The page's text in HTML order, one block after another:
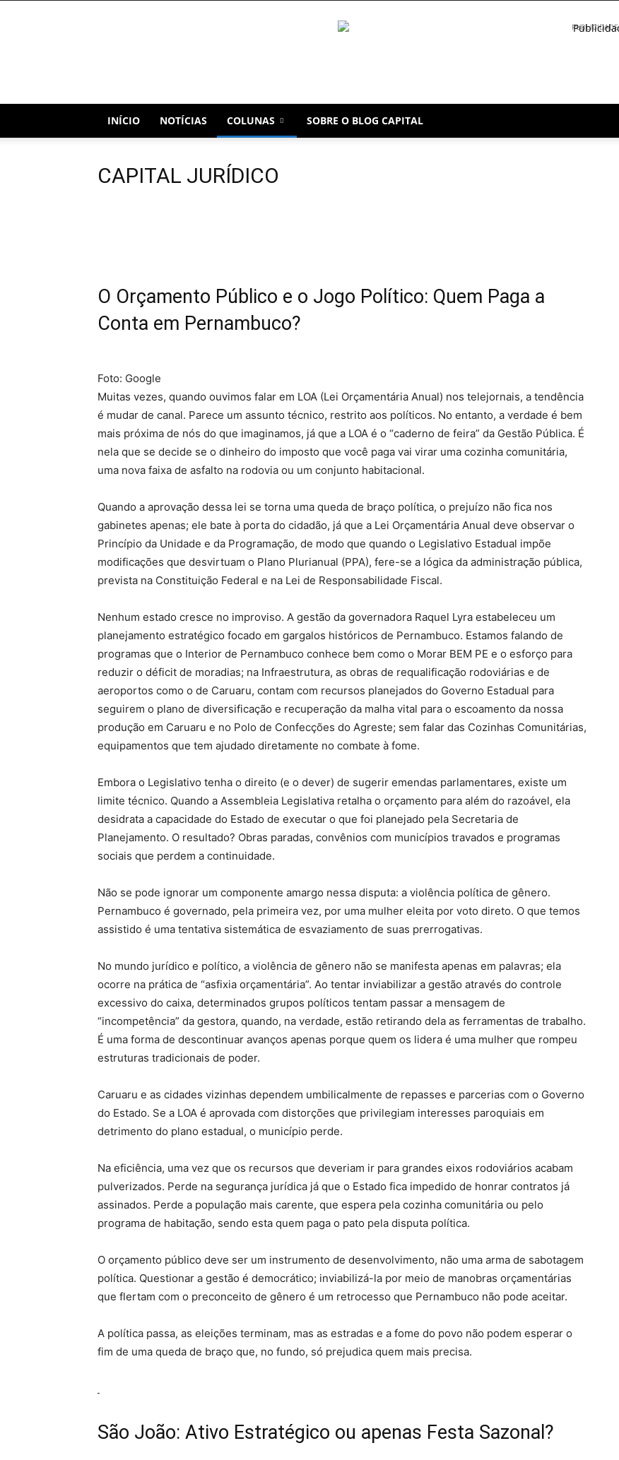
PUBLICIDADE
INÍCIO NOTÍCIAS COLUNAS SOBRE O BLOG CAPITAL
CAPITAL JURÍDICO
O Orçamento Público e o Jogo Político: Quem Paga a
Conta em Pernambuco?
Foto: Google
Muitas vezes, quando ouvimos falar em LOA (Lei Orçamentária Anual) nos telejornais, a tendência
é mudar de canal. Parece um assunto técnico, restrito aos políticos. No entanto, a verdade é bem
mais próxima de nós do que imaginamos, já que a LOA é o “caderno de feira” da Gestão Pública. É
nela que se decide se o dinheiro do imposto que você paga vai virar uma cozinha comunitária,
uma nova faixa de asfalto na rodovia ou um conjunto habitacional.
Quando a aprovação dessa lei se torna uma queda de braço política, o prejuízo não fica nos
gabinetes apenas; ele bate à porta do cidadão, já que a Lei Orçamentária Anual deve observar o
Princípio da Unidade e da Programação, de modo que quando o Legislativo Estadual impõe
modificações que desvirtuam o Plano Plurianual (PPA), fere-se a lógica da administração pública,
prevista na Constituição Federal e na Lei de Responsabilidade Fiscal.
Nenhum estado cresce no improviso. A gestão da governadora Raquel Lyra estabeleceu um
planejamento estratégico focado em gargalos históricos de Pernambuco. Estamos falando de
programas que o Interior de Pernambuco conhece bem como o Morar BEM PE e o esforço para
reduzir o déficit de moradias; na Infraestrutura, as obras de requalificação rodoviárias e de
aeroportos como o de Caruaru, contam com recursos planejados do Governo Estadual para
seguirem o plano de diversificação e recuperação da malha vital para o escoamento da nossa
produção em Caruaru e no Polo de Confecções do Agreste; sem falar das Cozinhas Comunitárias,
equipamentos que tem ajudado diretamente no combate à fome.
Embora o Legislativo tenha o direito (e o dever) de sugerir emendas parlamentares, existe um
limite técnico. Quando a Assembleia Legislativa retalha o orçamento para além do razoável, ela
desidrata a capacidade do Estado de executar o que foi planejado pela Secretaria de
Planejamento. O resultado? Obras paradas, convênios com municípios travados e programas
sociais que perdem a continuidade.
Não se pode ignorar um componente amargo nessa disputa: a violência política de gênero.
Pernambuco é governado, pela primeira vez, por uma mulher eleita por voto direto. O que temos
assistido é uma tentativa sistemática de esvaziamento de suas prerrogativas.
No mundo jurídico e político, a violência de gênero não se manifesta apenas em palavras; ela
ocorre na prática de “asfixia orçamentária”. Ao tentar inviabilizar a gestão através do controle
excessivo do caixa, determinados grupos políticos tentam passar a mensagem de
“incompetência” da gestora, quando, na verdade, estão retirando dela as ferramentas de trabalho.
É uma forma de descontinuar avanços apenas porque quem os lidera é uma mulher que rompeu
estruturas tradicionais de poder.
Caruaru e as cidades vizinhas dependem umbilicalmente de repasses e parcerias com o Governo
do Estado. Se a LOA é aprovada com distorções que privilegiam interesses paroquiais em
detrimento do plano estadual, o município perde.
Na eficiência, uma vez que os recursos que deveriam ir para grandes eixos rodoviários acabam
pulverizados. Perde na segurança jurídica já que o Estado fica impedido de honrar contratos já
assinados. Perde a população mais carente, que espera pela cozinha comunitária ou pelo
programa de habitação, sendo esta quem paga o pato pela disputa política.
O orçamento público deve ser um instrumento de desenvolvimento, não uma arma de sabotagem
política. Questionar a gestão é democrático; inviabilizá-la por meio de manobras orçamentárias
que flertam com o preconceito de gênero é um retrocesso que Pernambuco não pode aceitar.
A política passa, as eleições terminam, mas as estradas e a fome do povo não podem esperar o
fim de uma queda de braço que, no fundo, só prejudica quem mais precisa.
São João: Ativo Estratégico ou apenas Festa Sazonal?